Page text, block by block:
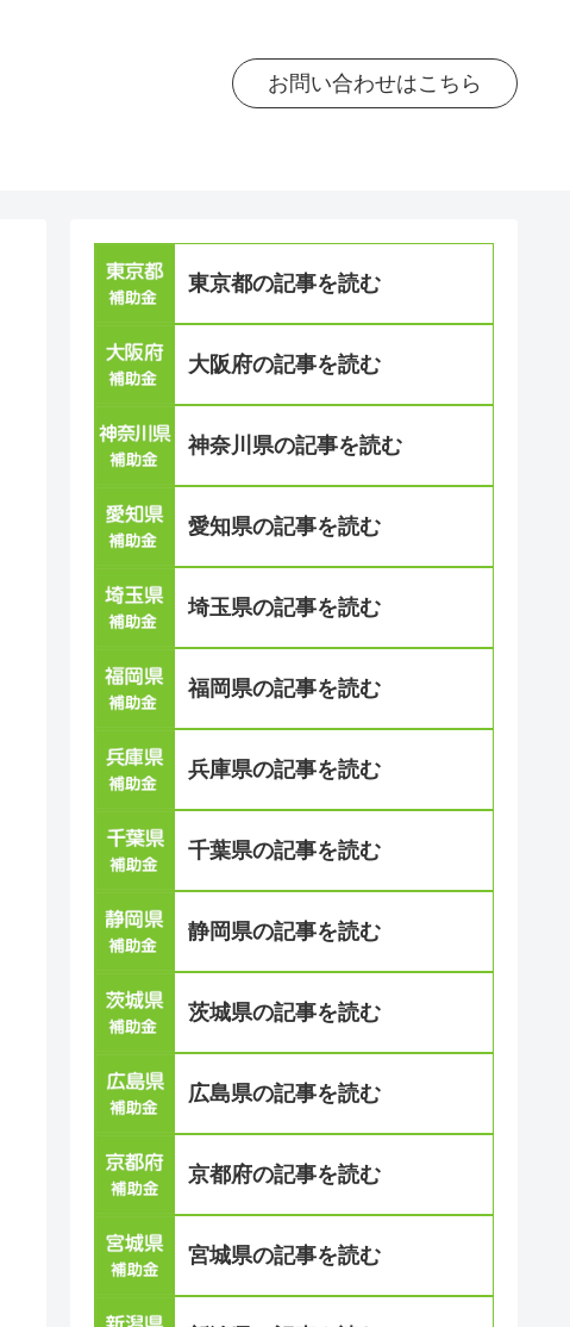
お問い合わせはこちら
東京都の記事を読む
大阪府の記事を読む
神奈川県の記事を読む
愛知県の記事を読む
埼玉県の記事を読む
福岡県の記事を読む
兵庫県の記事を読む
千葉県の記事を読む
静岡県の記事を読む
茨城県の記事を読む
広島県の記事を読む
京都府の記事を読む
宮城県の記事を読む